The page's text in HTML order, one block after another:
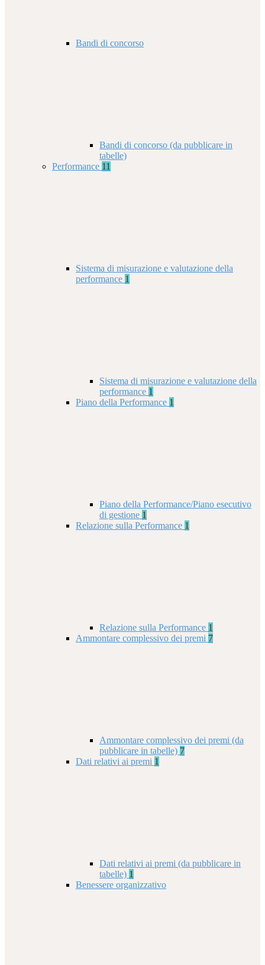
Bandi di concorso
Bandi di concorso (da pubblicare in
tabelle)
Performance 11
Sistema di misurazione e valutazione della
performance 1
Sistema di misurazione e valutazione della
performance 1
Piano della Performance 1
Piano della Performance/Piano esecutivo
di gestione 1
Relazione sulla Performance 1
Relazione sulla Performance 1
Ammontare complessivo dei premi 7
Ammontare complessivo dei premi (da
pubblicare in tabelle) 7
Dati relativi ai premi 1
Dati relativi ai premi (da pubblicare in
tabelle) 1
Benessere organizzativo